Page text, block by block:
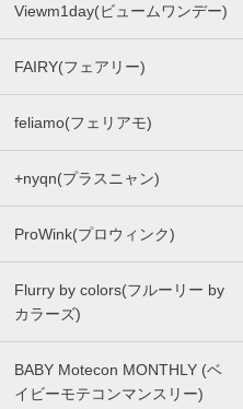
Viewm1day(ビュームワンデー)
FAIRY(フェアリー)
feliamo(フェリアモ)
+nyqn(プラスニャン)
ProWink(プロウィンク)
Flurry by colors(フルーリー by
カラーズ)
BABY Motecon MONTHLY (ベ
イビーモテコンマンスリー)